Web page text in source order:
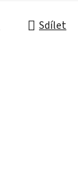
Sdílet